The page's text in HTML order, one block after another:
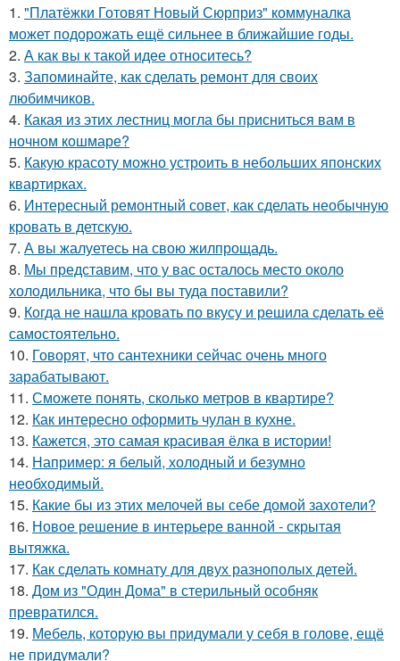
1. "Платёжки Готовят Новый Сюрприз" коммуналка
может подорожать ещё сильнее в ближайшие годы.
2. А как вы к такой идее относитесь?
3. Запоминайте, как сделать ремонт для своих
любимчиков.
4. Какая из этих лестниц могла бы присниться вам в
ночном кошмаре?
5. Какую красоту можно устроить в небольших японских
квартирках.
6. Интересный ремонтный совет, как сделать необычную
кровать в детскую.
7. А вы жалуетесь на свою жилпрощадь.
8. Мы представим, что у вас осталось место около
холодильника, что бы вы туда поставили?
9. Когда не нашла кровать по вкусу и решила сделать её
самостоятельно.
10. Говорят, что сантехники сейчас очень много
зарабатывают.
11. Сможете понять, сколько метров в квартире?
12. Как интересно оформить чулан в кухне.
13. Кажется, это самая красивая ёлка в истории!
14. Например: я белый, холодный и безумно
необходимый.
15. Какие бы из этих мелочей вы себе домой захотели?
16. Новое решение в интерьере ванной - скрытая
вытяжка.
17. Как сделать комнату для двух разнополых детей.
18. Дом из "Один Дома" в стерильный особняк
превратился.
19. Мебель, которую вы придумали у себя в голове, ещё
не придумали?